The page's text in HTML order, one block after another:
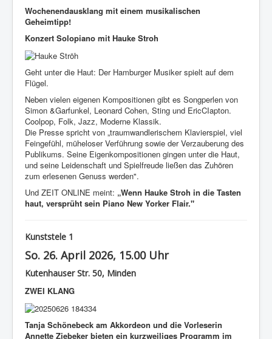
Wochenendausklang mit einem musikalischen
Geheimtipp!
Konzert Solopiano mit Hauke Stroh
Geht unter die Haut: Der Hamburger Musiker spielt auf dem
Flügel.
Neben vielen eigenen Kompositionen gibt es Songperlen von
Simon &Garfunkel, Leonard Cohen, Sting und EricCIapton.
Coolpop, Folk, Jazz, Moderne Klassik.
Die Presse spricht von „traumwandlerischem Klavierspiel, viel
Feingefühl, müheloser Verführung sowie der Verzauberung des
Publikums. Seine Eigenkompositionen gingen unter die Haut,
und seine Leidenschaft und Spielfreude ließen das Zuhören
zum erlesenen Genuss werden".
Und ZEIT ONLINE meint: „Wenn Hauke Stroh in die Tasten
haut, versprüht sein Piano New Yorker Flair."
Kunststele 1
So. 26. April 2026, 15.00 Uhr
Kutenhauser Str. 50, Minden
ZWEI KLANG
Tanja Schönebeck am Akkordeon und die Vorleserin
Annette Ziebeker bieten ein kurzweiliges Programm im